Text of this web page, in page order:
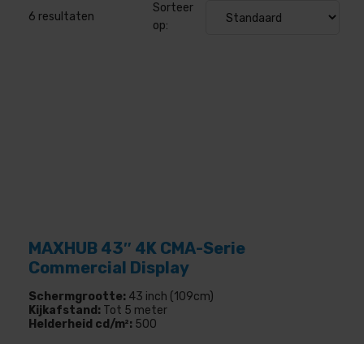
6 resultaten
Sorteer
op:
MAXHUB 43″ 4K CMA-Serie
Commercial Display
Schermgrootte: 43 inch (109cm)
Kijkafstand: Tot 5 meter
Helderheid cd/m²: 500